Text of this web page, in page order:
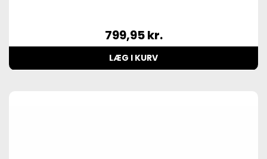
799,95kr.
LÆG I KURV